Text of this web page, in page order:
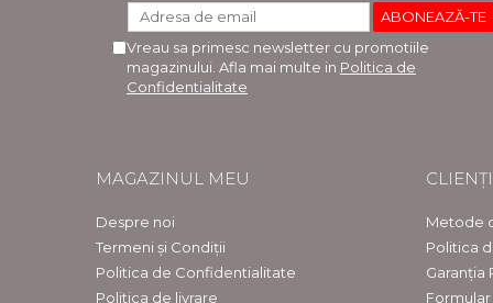
Vreau sa primesc newsletter cu promotiile
magazinului. Afla mai multe in Politica de
Confidentialitate
MAGAZINUL MEU
Despre noi
Termeni și Condiții
Politica de Confidentialitate
Politica de livrare
CLIENȚI
Metode
Politica
Garanția